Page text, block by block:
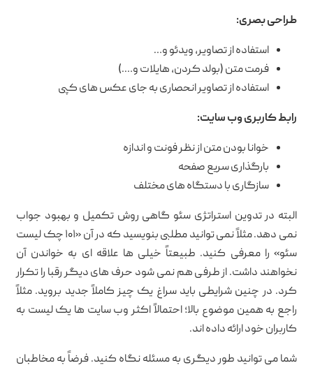
طراحی بصری:
استفاده از تصاویر، ویدئو و…
فرمت متن (بولد کردن، هایلات و….)
استفاده از تصاویر انحصاری به جای عکس های کپی
رابط کاربری وب سایت:
خوانا بودن متن از نظر فونت و اندازه
بارگذاری سریع صفحه
سازگاری با دستگاه های مختلف
البته در تدوین استراتژی سئو گاهی روش تکمیل و بهبود جواب
نمی دهد. مثلاً نمی توانید مطلبی بنویسید که در آن «۱۰۱ چک لیست
سئو» را معرفی کنید. طبیعتاً خیلی ها علاقه ای به خواندن آن
نخواهند داشت. از طرفی هم نمی شود حرف های دیگر رقبا را تکرار
کرد. در چنین شرایطی باید سراغ یک چیز کاملاً جدید بروید. مثلاً
راجع به همین موضوع بالا؛ احتمالاً اکثر وب سایت ها یک لیست به
کاربران خود ارائه داده اند.
شما می توانید طور دیگری به مسئله نگاه کنید. فرضاً به مخاطبان